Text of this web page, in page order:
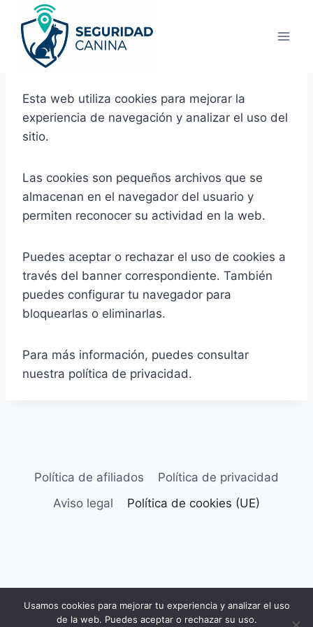
contenido
Esta web utiliza cookies para mejorar la
experiencia de navegación y analizar el uso del
sitio.
Las cookies son pequeños archivos que se
almacenan en el navegador del usuario y
permiten reconocer su actividad en la web.
Puedes aceptar o rechazar el uso de cookies a
través del banner correspondiente. También
puedes configurar tu navegador para
bloquearlas o eliminarlas.
Para más información, puedes consultar
nuestra política de privacidad.
Política de afiliados
Política de privacidad
Aviso legal
Política de cookies (UE)
© 2026 Seguridad Canina - Tema para
WordPress porKadence WP
Usamos cookies para mejorar tu experiencia y analizar el uso
de la web. Puedes aceptar o rechazar su uso.